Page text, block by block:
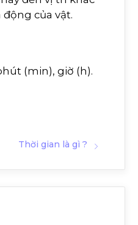
của vật.
(min), giờ (h).
Thời gian là gì ?